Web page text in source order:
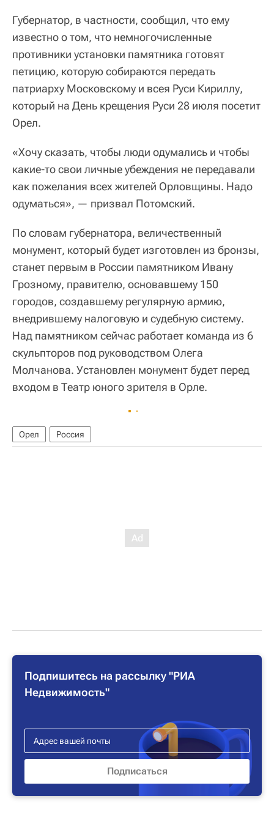
Губернатор, в частности, сообщил, что ему
известно о том, что немногочисленные
противники установки памятника готовят
петицию, которую собираются передать
патриарху Московскому и всея Руси Кириллу,
который на День крещения Руси 28 июля посетит
Орел.
«Хочу сказать, чтобы люди одумались и чтобы
какие-то свои личные убеждения не передавали
как пожелания всех жителей Орловщины. Надо
одуматься», — призвал Потомский.
По словам губернатора, величественный
монумент, который будет изготовлен из бронзы,
станет первым в России памятником Ивану
Грозному, правителю, основавшему 150
городов, создавшему регулярную армию,
внедрившему налоговую и судебную систему.
Над памятником сейчас работает команда из 6
скульпторов под руководством Олега
Молчанова. Установлен монумент будет перед
входом в Театр юного зрителя в Орле.
Орел Россия
Подпишитесь на рассылку "РИА
Недвижимость"